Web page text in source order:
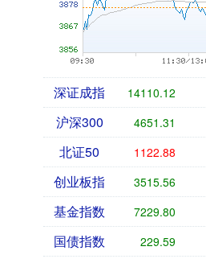
深证成指 14110.12
沪深300 4651.31
北证50 1122.88
创业板指 3515.56
基金指数 7229.80
国债指数 229.59